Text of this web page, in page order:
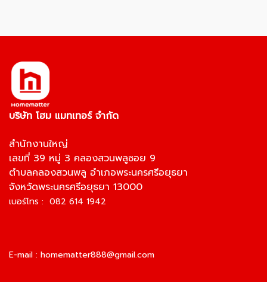
บริษัท โฮม แมทเทอร์ จำกัด
สำนักงานใหญ่
เลขที่ 39 หมู่ 3 คลองสวนพลูซอย 9
ตำบลคลองสวนพลู อำเภอพระนครศรีอยุธยา
จังหวัดพระนครศรีอยุธยา 13000
เบอร์โทร : 082 614 1942
E-mail : homematter888@gmail.com